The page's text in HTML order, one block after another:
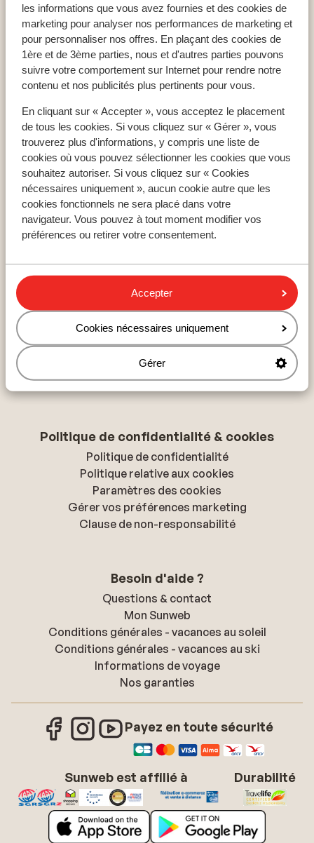
les informations que vous avez fournies et des cookies de
marketing pour analyser nos performances de marketing et
pour personnaliser nos offres. En plaçant des cookies de
1ère et de 3ème parties, nous et d'autres parties pouvons
suivre votre comportement sur Internet pour rendre notre
contenu et nos publicités plus pertinents pour vous.
En cliquant sur « Accepter », vous acceptez le placement
de tous les cookies. Si vous cliquez sur « Gérer », vous
trouverez plus d'informations, y compris une liste de
cookies où vous pouvez sélectionner les cookies que vous
souhaitez autoriser. Si vous cliquez sur « Cookies
nécessaires uniquement », aucun cookie autre que les
cookies fonctionnels ne sera placé dans votre
navigateur. Vous pouvez à tout moment modifier vos
préférences ou retirer votre consentement.
Accepter
Cookies nécessaires uniquement
Gérer
Espagne
Égypte
Tunisie
Régions populaires
Mer Rouge
Lanzarote
Golfe d'Hammamet
Destinations populaires
Hurghada
Hammamet
À propos de Sunweb
À propos de Sunweb
Tourisme responsable
Presse & médias
Déclaration d'accessibilité
Politique de confidentialité & cookies
Politique de confidentialité
Politique relative aux cookies
Paramètres des cookies
Gérer vos préférences marketing
Clause de non-responsabilité
Besoin d'aide ?
Questions & contact
Mon Sunweb
Conditions générales - vacances au soleil
Conditions générales - vacances au ski
Informations de voyage
Nos garanties
Payez en toute sécurité
Sunweb est affilié à Durabilité